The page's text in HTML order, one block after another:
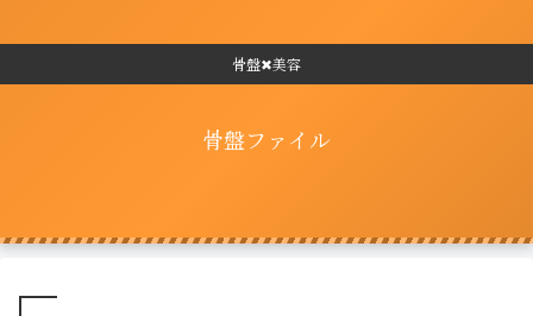
骨盤✖美容
骨盤ファイル